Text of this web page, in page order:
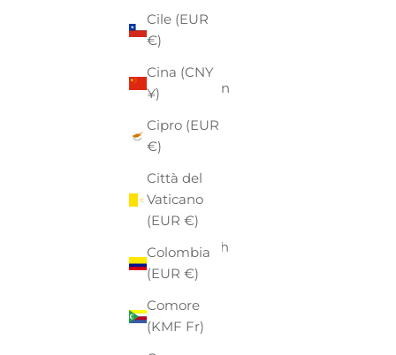
Cile (EUR
€)
Cina (CNY
¥)
Cipro (EUR
€)
Città del
Vaticano
(EUR €)
Colombia
(EUR €)
Comore
(KMF Fr)
Austria
Azerbaigian
Bahamas
Bahrein
(EUR €)
Bangladesh
(BDT ৳)
Barbados
(BBD $)